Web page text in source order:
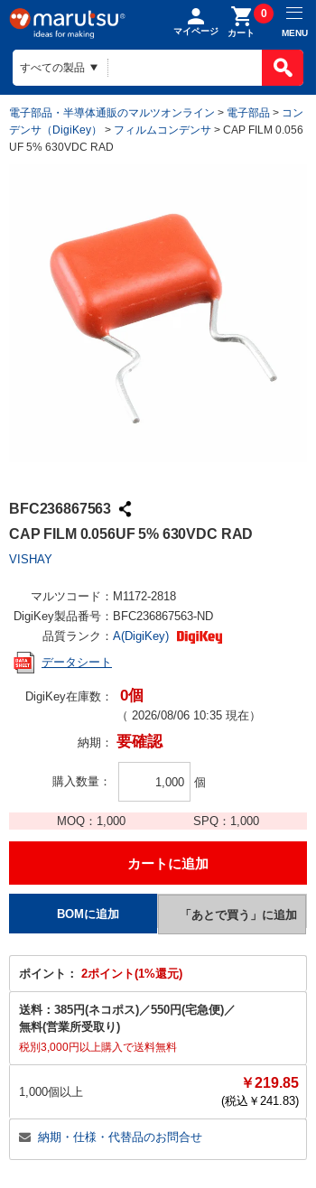
マイページ カート
0
MENU
電子部品・半導体通販のマルツオンライン > 電子部品 > コン
デンサ（DigiKey）
> フィルムコンデンサ > CAP FILM 0.056
UF 5% 630VDC RAD
BFC236867563
CAP FILM 0.056UF 5% 630VDC RAD
VISHAY
マルツコード： M1172-2818
DigiKey製品番号： BFC236867563-ND
品質ランク： A(DigiKey)
データシート
DigiKey在庫数： 0個
（ 2026/08/06 10:35 現在）
納期： 要確認
購入数量 個
MOQ： 1,000 SPQ： 1,000
ポイント： 2ポイント(1%還元)
送料： 385円(ネコポス)／550円(宅急便)／
無料(営業所受取り)
税別3,000円以上購入で送料無料
1,000個以上
￥219.85
(税込￥ 241.83)
納期・仕様・代替品のお問合せ